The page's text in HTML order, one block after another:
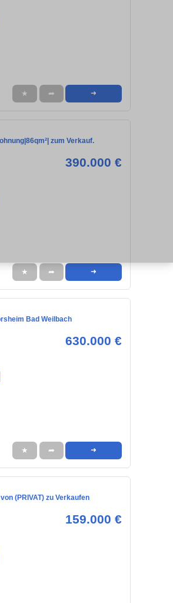
★ ➦ ➜
zum Verkauf.
390.000 €
★ ➦ ➜
Bad Weilbach
630.000 €
★ ➦ ➜
(PRIVAT) zu Verkaufen
159.000 €